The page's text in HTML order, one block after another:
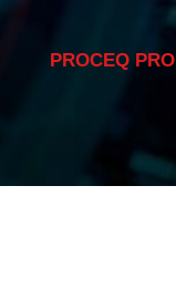
PROCEQ